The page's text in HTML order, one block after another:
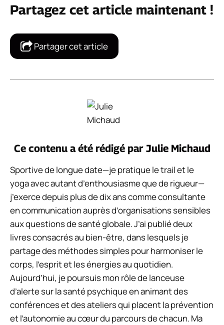
Partagez cet article maintenant !
Partager cet article
Ce contenu a été rédigé par Julie Michaud
Sportive de longue date—je pratique le trail et le
yoga avec autant d’enthousiasme que de rigueur—
j’exerce depuis plus de dix ans comme consultante
en communication auprès d’organisations sensibles
aux questions de santé globale. J’ai publié deux
livres consacrés au bien-être, dans lesquels je
partage des méthodes simples pour harmoniser le
corps, l’esprit et les énergies au quotidien.
Aujourd’hui, je poursuis mon rôle de lanceuse
d’alerte sur la santé psychique en animant des
conférences et des ateliers qui placent la prévention
et l’autonomie au cœur du parcours de chacun. Ma